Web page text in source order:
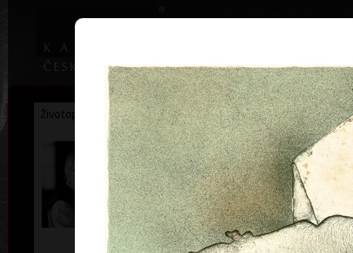
Home |
Životopis Výstavy Ocenění Sbírky
Vladimír Suchánek
* 12.2.1933 † 25.1.2021